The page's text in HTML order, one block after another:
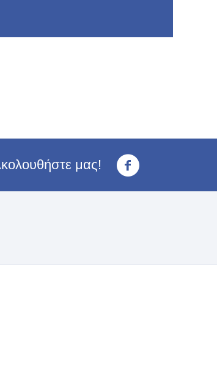
μας!